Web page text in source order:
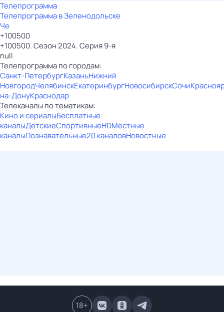
Телепрограмма
Телепрограмма в Зеленодольске
Че
+100500
+100500. Сезон 2024. Серия 9-я
null
Телепрограмма по городам:
Санкт-ПетербургКазаньНижний
НовгородЧелябинскЕкатеринбургНовосибирскСочи
на-ДонуКраснодар
Телеканалы по тематикам:
Кино и сериалыБесплатные
каналыДетскиеСпортивныеHDМестные
каналыПознавательные20 каналовНовостные
18+